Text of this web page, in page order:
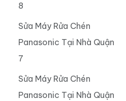
8
Sửa Máy Rửa Chén
Panasonic Tại Nhà Quận
7
Sửa Máy Rửa Chén
Panasonic Tại Nhà Quận